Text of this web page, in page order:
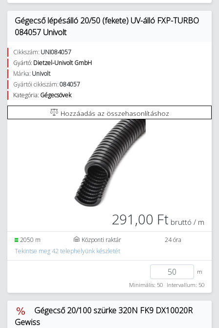
Gégecső lépésálló 20/50 (fekete) UV-álló FXP-TURBO
084057 Univolt
Cikkszám: UNI084057
Gyártó: Dietzel-Univolt GmbH
Márka: Univolt
Gyártói cikkszám:084057
Kategória: Gégecsövek
Hozzáadás az összehasonlításhoz
291,00 Ft bruttó / m
2050 m Központi raktár
24 óra
Tekintse meg 42 telephelyünk készletét
m
Minimális: 50 Intervallum: 50
Gégecső 20/100 szürke 320N FK9 DX10020R
Gewiss